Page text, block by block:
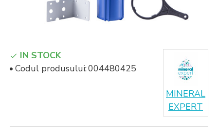
IN STOCK
Codul produsului:004480425
MINERAL
EXPERT